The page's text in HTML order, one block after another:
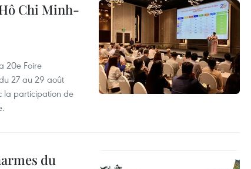
Chi Minh-
20e Foire
27 au 29 août
la participation de
du